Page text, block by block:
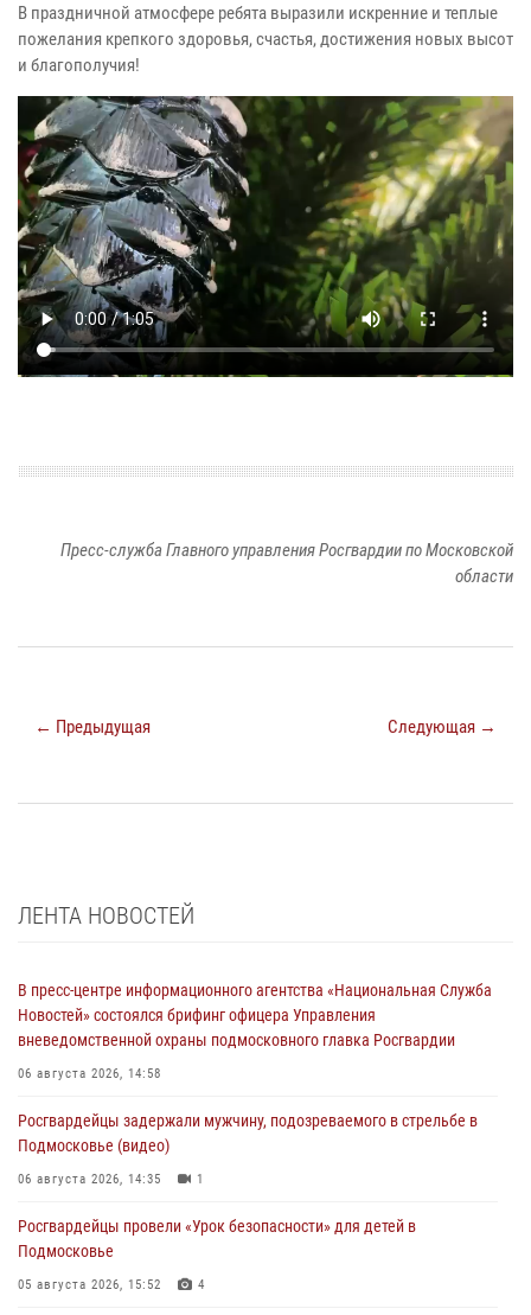
В праздничной атмосфере ребята выразили искренние и теплые
пожелания крепкого здоровья, счастья, достижения новых высот
и благополучия!
Пресс-служба Главного управления Росгвардии по Московской
области
← Предыдущая Следующая →
ЛЕНТА НОВОСТЕЙ
В пресс-центре информационного агентства «Национальная Служба
Новостей» состоялся брифинг офицера Управления
вневедомственной охраны подмосковного главка Росгвардии
06 августа 2026, 14:58
Росгвардейцы задержали мужчину, подозреваемого в стрельбе в
Подмосковье (видео)
06 августа 2026, 14:35 1
Росгвардейцы провели «Урок безопасности» для детей в
Подмосковье
05 августа 2026, 15:52 4